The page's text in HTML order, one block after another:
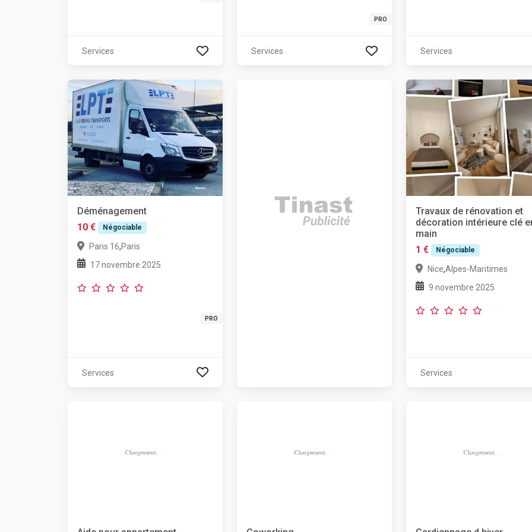
Services
PRO
Services Services
Déménagement
10 €
Négociable
Paris 16,Paris
17 novembre 2025
PRO
Services
Travaux de rénovation et
décoration intérieure clé
main
1 €
Négociable
Nice,Alpes-Maritimes
9 novembre 2025
Services